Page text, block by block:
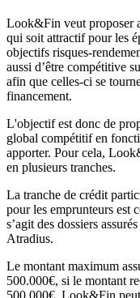
Look&Fin veut proposer
qui soit attractif pour les
objectifs risques-
aussi d’être compétitive
afin que celles-ci se
financement.
L'objectif est donc de
global compétitif en
apporter. Pour cela,
en plusieurs tranches.
La tranche de crédit
pour les emprunteurs est
s’agit des dossiers
Atradius.
Le montant maximum
500.000€, si le montant
500.000€, Look&Fin